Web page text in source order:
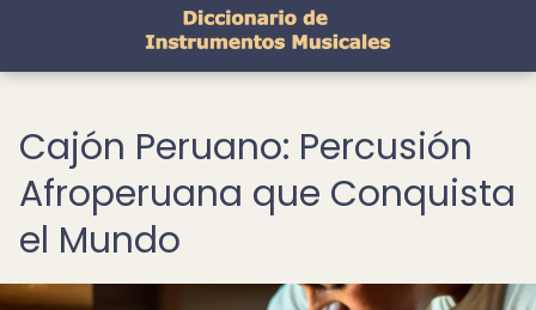
Cajón Peruano: Percusión
Afroperuana que Conquista
el Mundo